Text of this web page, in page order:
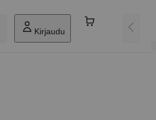
Kirjaudu